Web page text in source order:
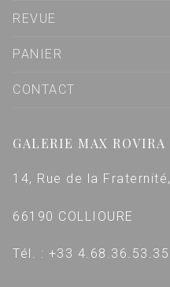
REVUE
PANIER
CONTACT
GALERIE MAX ROVIRA
14, Rue de la Fraternité,
66190 COLLIOURE
Tél. : +33 4.68.36.53.35